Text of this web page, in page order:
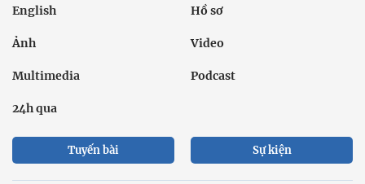
English Hồ sơ
Ảnh Video
Multimedia Podcast
24h qua
Tuyến bài Sự kiện